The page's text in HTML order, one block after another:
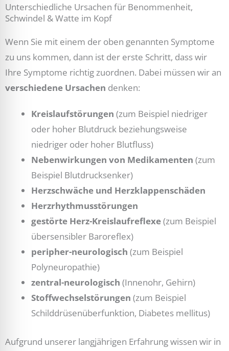
Unterschiedliche Ursachen für Benommenheit,
Schwindel & Watte im Kopf
Wenn Sie mit einem der oben genannten Symptome
zu uns kommen, dann ist der erste Schritt, dass wir
Ihre Symptome richtig zuordnen. Dabei müssen wir an
verschiedene Ursachen denken:
Kreislaufstörungen (zum Beispiel niedriger
oder hoher Blutdruck beziehungsweise
niedriger oder hoher Blutfluss)
Nebenwirkungen von Medikamenten (zum
Beispiel Blutdrucksenker)
Herzschwäche und Herzklappenschäden
Herzrhythmusstörungen
gestörte Herz-Kreislaufreflexe(zum Beispiel
übersensibler Baroreflex)
peripher-neurologisch (zum Beispiel
Polyneuropathie)
zentral-neurologisch (Innenohr, Gehirn)
Stoffwechselstörungen (zum Beispiel
Schilddrüsenüberfunktion, Diabetes mellitus)
Aufgrund unserer langjährigen Erfahrung wissen wir in